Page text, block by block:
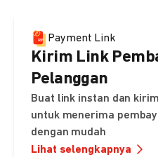
Payment Link
Kirim Link
Pelanggan
Buat link instan dan
untuk menerima
dengan mudah
Lihat selengkapnya